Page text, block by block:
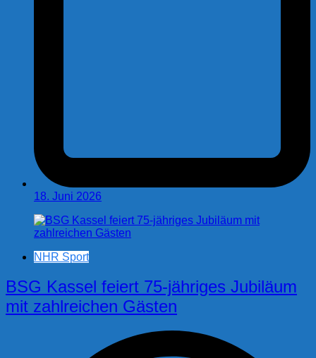
18. Juni 2026
NHR Sport
BSG Kassel feiert 75-jähriges Jubiläum
mit zahlreichen Gästen